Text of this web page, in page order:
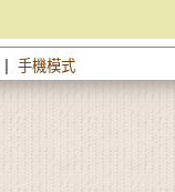
| 手機模式